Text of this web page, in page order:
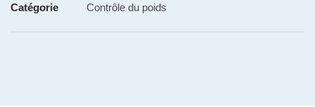
Catégorie Contrôle du poids